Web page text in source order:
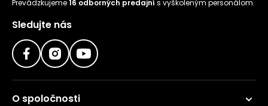
Prevádzkujeme16 odborných predajní s vyškoleným personálom.
Sledujte nás
O spoločnosti